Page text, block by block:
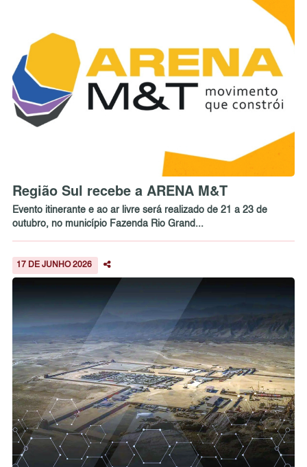
Região Sul recebe a ARENA M&T
Evento itinerante e ao ar livre será realizado de 21 a 23 de
outubro, no município Fazenda Rio Grand...
17 DE JUNHO 2026